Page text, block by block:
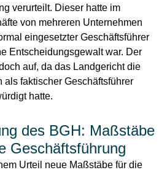
verurteilt. Dieser hatte im
von mehreren Unternehmen
eingesetzter Geschäftsführer
Entscheidungsgewalt war. Der
auf, da das Landgericht die
als faktischer Geschäftsführer
hatte.
des BGH: Maßstäbe
Geschäftsführung
Urteil neue Maßstäbe für die